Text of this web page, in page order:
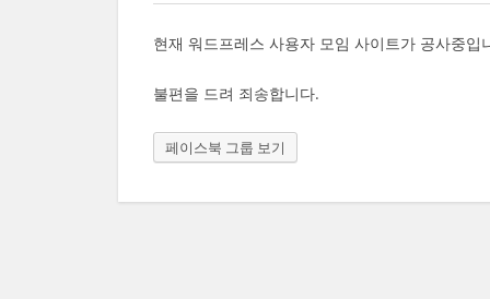
현재 워드프레스 사용자 모임 사이트가 공사중입
불편을 드려 죄송합니다.
페이스북 그룹 보기